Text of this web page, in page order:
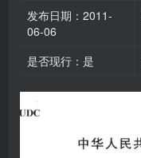
发布日期：2011-
06-06
是否现行：是